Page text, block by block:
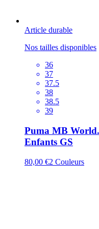
Article durable
Nos tailles disponibles
36
37
37.5
38
38.5
39
Puma MB
Enfants GS
80,00 €2 Couleurs